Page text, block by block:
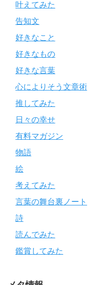
叶えてみた
告知文
好きなこと
好きなもの
好きな言葉
心によりそう文章術
推してみた
日々の幸せ
有料マガジン
物語
絵
考えてみた
言葉の舞台裏ノート
詩
読んでみた
鑑賞してみた